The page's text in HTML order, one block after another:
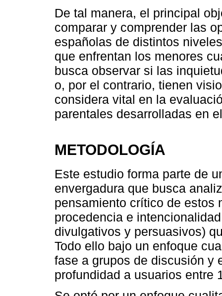
De tal manera, el principal
comparar y comprender las
españolas de distintos
que enfrentan los menores
busca observar si las
o, por el contrario, tienen
considera vital en la
parentales desarrolladas en
METODOLOGÍA
Este estudio forma parte de
envergadura que busca
pensamiento crítico de estos
procedencia e
divulgativos y persuasivos)
Todo ello bajo un enfoque
fase a grupos de discusión y
profundidad a usuarios entre